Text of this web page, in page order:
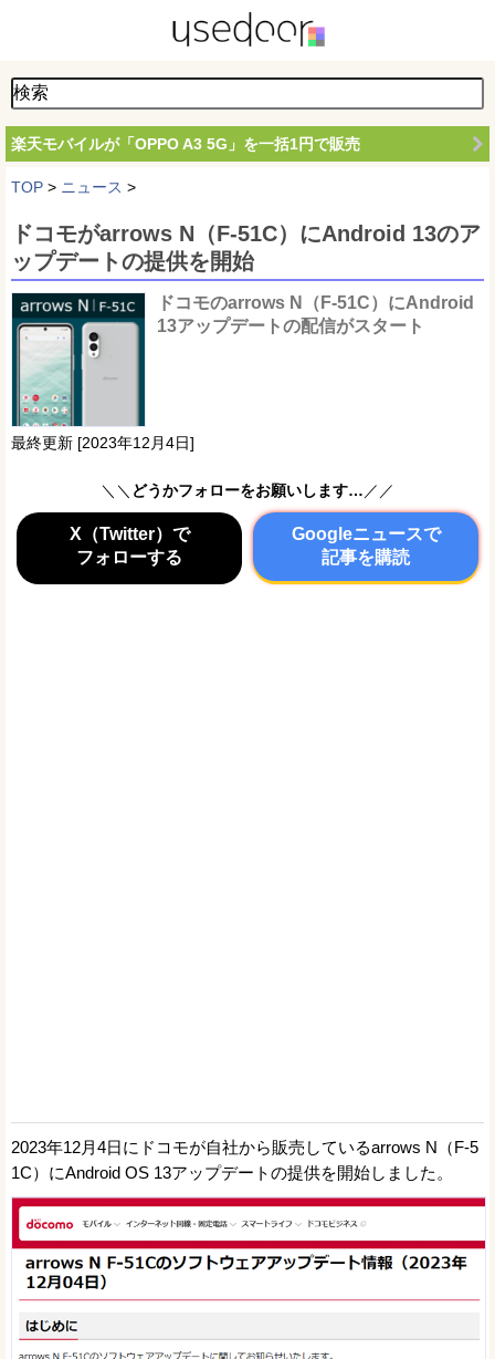
楽天モバイルが「OPPO A3 5G」を一括1円で販売
TOP > ニュース >
ドコモがarrows N（F-51C）にAndroid 13のア
ップデートの提供を開始
ドコモのarrows N（F-51C）にAndroid
13アップデートの配信がスタート
最終更新 [2023年12月4日]
＼＼ どうかフォローをお願いします… ／／
X（Twitter）で
フォローする
Googleニュースで
記事を購読
2023年12月4日にドコモが自社から販売しているarrows N（F-5
1C）にAndroid OS 13アップデートの提供を開始しました。